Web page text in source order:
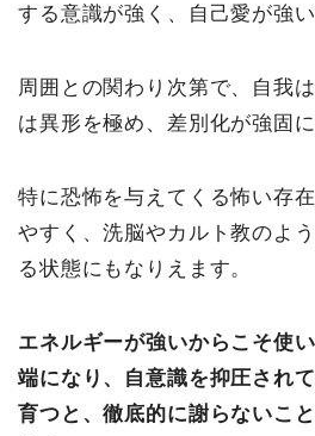
する意識が強く、自己愛が強い
周囲との関わり次第で、自我
は異形を極め、差別化が強固に
特に恐怖を与えてくる怖い存
やすく、洗脳やカルト教のよ
る状態にもなりえます。
エネルギーが強いからこそ使
端になり、自意識を抑圧され
育つと、徹底的に謝らないこ